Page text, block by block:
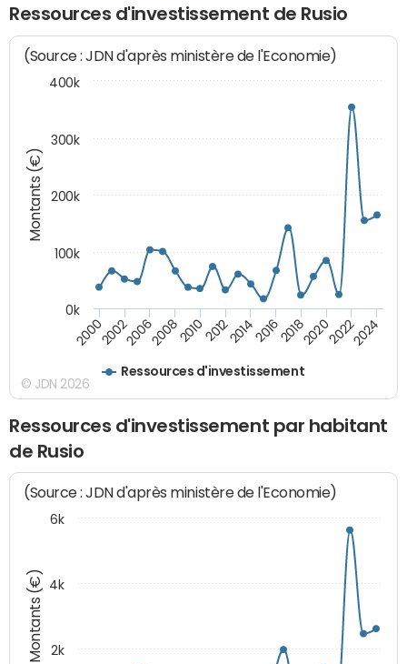
Ressources d'investissement de Rusio
Montants (€)
(Source : JDN d'après ministère de l'Economie)
Ressources d'investissement
200020022006200820102012201420162018202020222024
0k
100k
200k
300k
400k
© JDN 2026
Ressources d'investissement par habitant
de Rusio
Montants (€)
(Source : JDN d'après ministère de l'Economie)
2k
4k
6k